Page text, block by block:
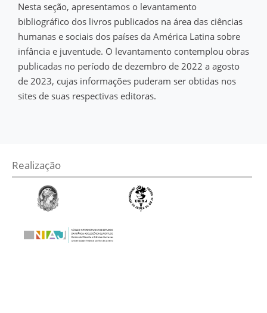
Nesta seção, apresentamos o levantamento
bibliográfico dos livros publicados na área das ciências
humanas e sociais dos países da América Latina sobre
infância e juventude. O levantamento contemplou obras
publicadas no período de dezembro de 2022 a agosto
de 2023, cujas informações puderam ser obtidas nos
sites de suas respectivas editoras.
Realização